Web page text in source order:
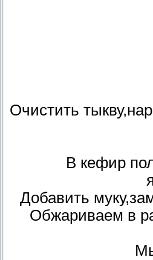
Очистить
В кефир
Добавить
Обжариваем в